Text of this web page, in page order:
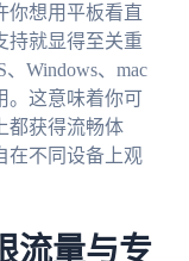
你想用平板看直
持就显得至关重
Windows、mac
。这意味着你可
都获得流畅体
在不同设备上观
流量与专